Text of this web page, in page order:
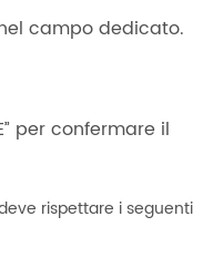
campo dedicato.
per confermare il
rispettare i seguenti